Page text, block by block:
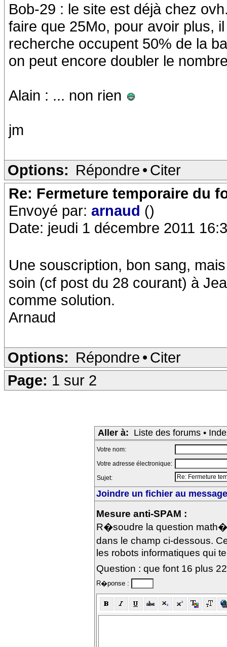
Bob-29 : le site est déjà chez
faire que 25Mo, pour avoir plus,
recherche occupent 50% de la
on peut encore doubler le
Alain : ... non rien
jm
Options: Répondre • Citer
Re: Fermeture temporaire du
Envoyé par: arnaud ()
Date: jeudi 1 décembre 2011
Une souscription, bon sang,
soin (cf post du 28 courant) à
comme solution.
Arnaud
Options: Répondre • Citer
Page: 1 sur 2
Aller à: Liste des forums •
Votre nom:
Votre adresse électronique:
Sujet:
Joindre un fichier au
Mesure anti-SPAM :
R�soudre la question
dans le champ ci-dessous.
les robots informatiques qui
Question : que font 16 plus
R�ponse :